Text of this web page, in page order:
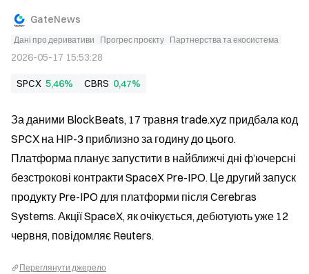
GateNews
Дані про деривативи Прогрес проєкту Партнерства та екосистема
2026-05-17 15:53:28
SPCX 5,46% CBRS 0,47%
За даними BlockBeats, 17 травня trade.xyz придбала код
SPCX на HIP-3 приблизно за годину до цього.
Платформа планує запустити в найближчі дні ф’ючерсні
безстрокові контракти SpaceX Pre-IPO. Це другий запуск
продукту Pre-IPO для платформи після Cerebras
Systems. Акції SpaceX, як очікується, дебютують уже 12
червня, повідомляє Reuters.
Переглянути джерело